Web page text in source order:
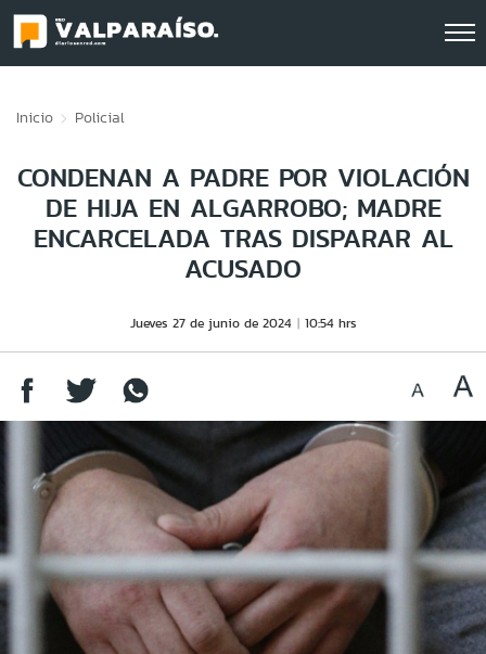
Inicio Policial
CONDENAN A PADRE POR VIOLACIÓN
DE HIJA EN ALGARROBO; MADRE
ENCARCELADA TRAS DISPARAR AL
ACUSADO
Jueves 27 de junio de 2024 10:54 hrs